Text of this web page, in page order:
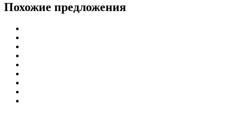
Похожие предложения